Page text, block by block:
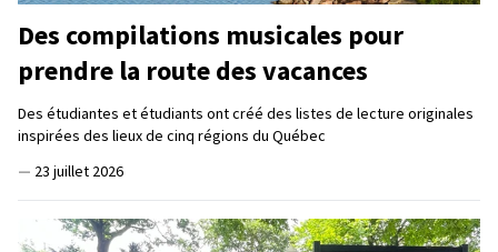
Des compilations musicales pour
prendre la route des vacances
Des étudiantes et étudiants ont créé des listes de lecture originales
inspirées des lieux de cinq régions du Québec
— 23 juillet 2026